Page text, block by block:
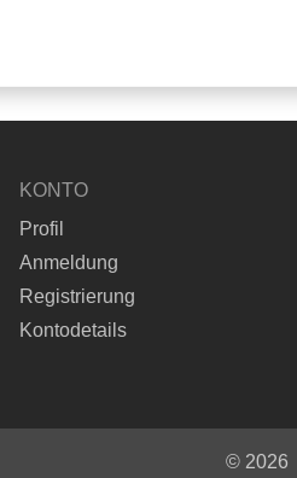
KONTO
Profil
Anmeldung
Registrierung
Kontodetails
© 2026